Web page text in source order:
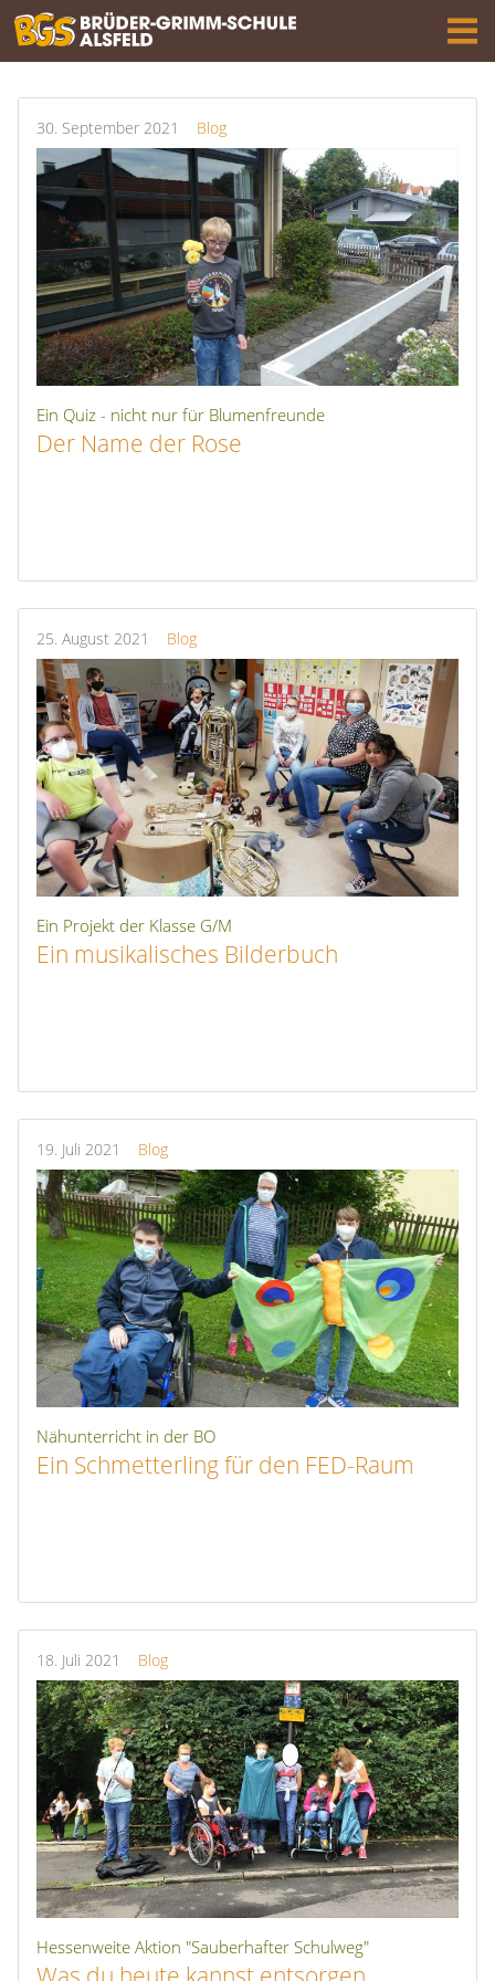
30. September 2021 Blog
Ein Quiz - nicht nur für Blumenfreunde
Der Name der Rose
25. August 2021 Blog
Ein Projekt der Klasse G/M
Ein musikalisches Bilderbuch
19. Juli 2021 Blog
Nähunterricht in der BO
Ein Schmetterling für den FED-Raum
18. Juli 2021 Blog
Hessenweite Aktion "Sauberhafter Schulweg"